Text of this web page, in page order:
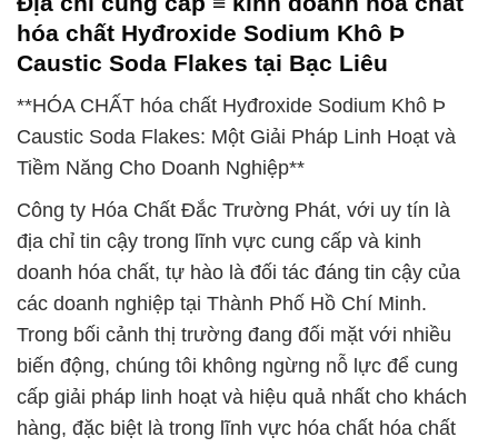
hóa chất Hyđroxide Sodium Khô Þ
Caustic Soda Flakes tại Bạc Liêu
**HÓA CHẤT hóa chất Hyđroxide Sodium Khô Þ
Caustic Soda Flakes: Một Giải Pháp Linh Hoạt và
Tiềm Năng Cho Doanh Nghiệp**
Công ty Hóa Chất Đắc Trường Phát, với uy tín là
địa chỉ tin cậy trong lĩnh vực cung cấp và kinh
doanh hóa chất, tự hào là đối tác đáng tin cậy của
các doanh nghiệp tại Thành Phố Hồ Chí Minh.
Trong bối cảnh thị trường đang đối mặt với nhiều
biến động, chúng tôi không ngừng nỗ lực để cung
cấp giải pháp linh hoạt và hiệu quả nhất cho khách
hàng, đặc biệt là trong lĩnh vực hóa chất hóa chất